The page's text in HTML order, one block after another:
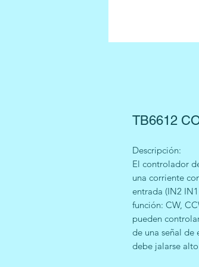
TB6612
Descripción:
El controlador
una corriente
entrada (IN2
función: CW,
pueden
de una señal de
debe jalarse